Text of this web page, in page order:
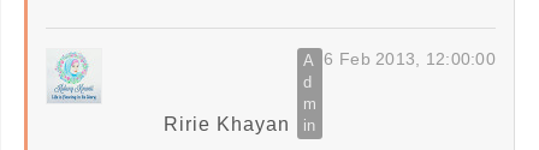
Ririe Khayan
6 Feb 2013, 12:00:00